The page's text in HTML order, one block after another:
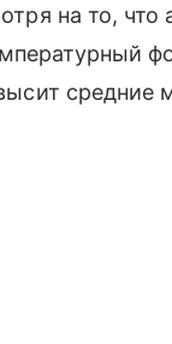
на то, что
средние